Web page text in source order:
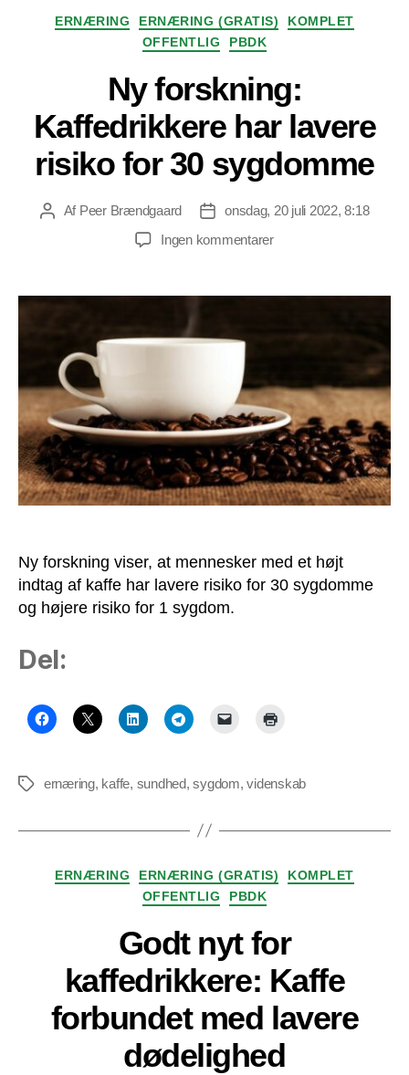
Kategorier
ERNÆRING ERNÆRING (GRATIS)
KOMPLET
OFFENTLIG
PBDK
Ny forskning:
Kaffedrikkere har lavere
risiko for 30 sygdomme
Indlægsforfatter
Af Peer Brændgaard Indlægsdato
onsdag, 20 juli 2022, 8:18
Ingen kommentarertil
Kaffedrikkere
30
sygdomme
Ny forskning viser, at mennesker med et højt
indtag af kaffe har lavere risiko for 30 sygdomme
og højere risiko for 1 sygdom.
Del:
Tagsernæring, kaffe, sundhed,sygdom,videnskab
Kategorier
ERNÆRING ERNÆRING (GRATIS)
KOMPLET
OFFENTLIG
PBDK
Godt nyt for
kaffedrikkere: Kaffe
forbundet med lavere
dødelighed